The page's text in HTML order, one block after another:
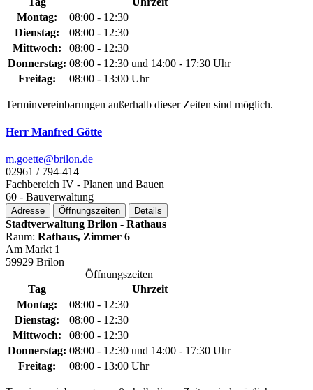
Montag:
08:00 - 12:30
Dienstag:
08:00 - 12:30
Mittwoch:
08:00 - 12:30
Donnerstag: 08:00 - 12:30 und 14:00 - 17:30 Uhr
Freitag:
08:00 - 13:00 Uhr
Terminvereinbarungen außerhalb dieser Zeiten sind möglich.
Herr Manfred Götte
m.goette@­brilon.de
02961 / 794-414
Fachbereich IV - Planen und Bauen
60 - Bauverwaltung
Adresse Öffnungszeiten Details
Stadtverwaltung Brilon - Rathaus
Raum: Rathaus, Zimmer 6
Am Markt 1
59929 Brilon
Öffnungszeiten
Tag
Uhrzeit
Montag:
08:00 - 12:30
Dienstag:
08:00 - 12:30
Mittwoch:
08:00 - 12:30
Donnerstag: 08:00 - 12:30 und 14:00 - 17:30 Uhr
Freitag:
08:00 - 13:00 Uhr